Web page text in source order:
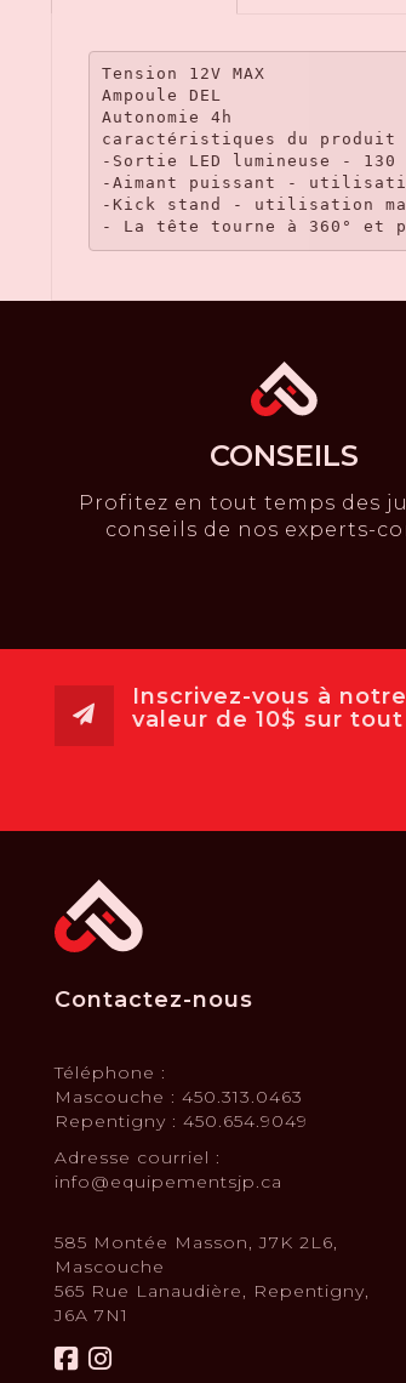
Tension 12V MAX
Ampoule DEL
Autonomie 4h
caractéristiques du produit
-Sortie LED lumineuse - 130
-Aimant puissant -
-Kick stand - utilisation
- La tête tourne à 360° et
CONSEILS
Profitez en tout temps des
conseils de nos experts-
Inscrivez-vous à
valeur de 10$ sur
Contactez-nous
Téléphone :
Mascouche : 450.313.0463
Repentigny : 450.654.9049
Adresse courriel :
info@equipementsjp.ca
585 Montée Masson, J7K 2L6,
Mascouche
565 Rue Lanaudière, Repentigny,
J6A 7N1